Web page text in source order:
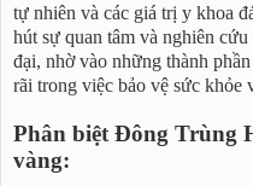
tự nhiên và các giá trị y khoa
hút sự quan tâm và nghiên
đại, nhờ vào những thành
rãi trong việc bảo vệ sức khỏe
Phân biệt Đông Trùng
vàng: